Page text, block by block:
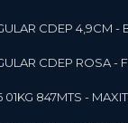
CDEP 4,9CM
CDEP ROSA -
847MTS -